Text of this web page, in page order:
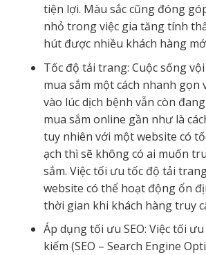
tiện lợi. Màu sắc cũng đóng
nhỏ trong việc gia tăng tính
hút được nhiều khách hàng
Tốc độ tải trang: Cuộc sống
mua sắm một cách nhanh gọn
vào lúc dịch bệnh vẫn còn
mua sắm online gần như là
tuy nhiên với một website có
ạch thì sẽ không có ai muốn
sắm. Việc tối ưu tốc độ tải
website có thể hoạt động ổn
thời gian khi khách hàng truy
Áp dụng tối ưu SEO: Việc tối
kiếm (SEO – Search Engine